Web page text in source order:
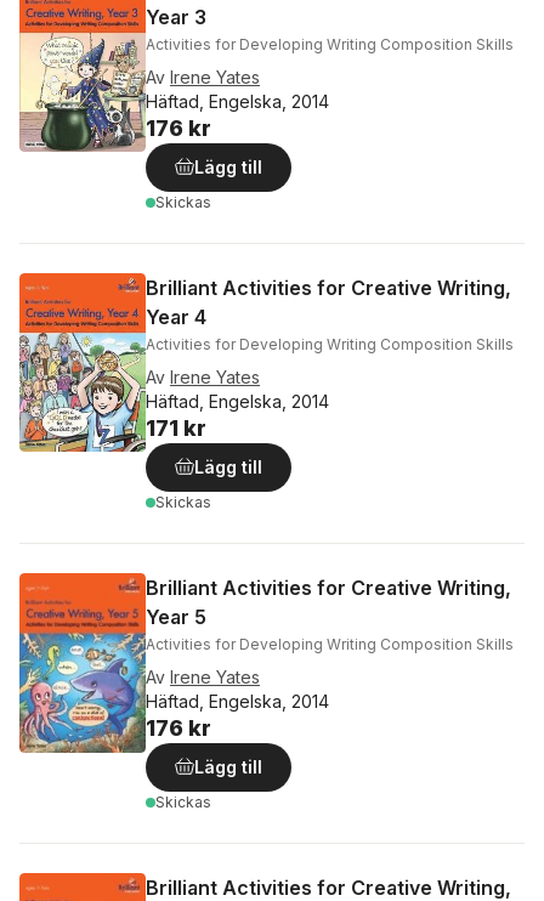
Year 3
Activities for Developing Writing Composition Skills
Av Irene Yates
Häftad, Engelska, 2014
176 kr
Lägg till
Skickas
Brilliant Activities for Creative Writing,
Year 4
Activities for Developing Writing Composition Skills
Av Irene Yates
Häftad, Engelska, 2014
171 kr
Lägg till
Skickas
Brilliant Activities for Creative Writing,
Year 5
Activities for Developing Writing Composition Skills
Av Irene Yates
Häftad, Engelska, 2014
176 kr
Lägg till
Skickas
Brilliant Activities for Creative Writing,